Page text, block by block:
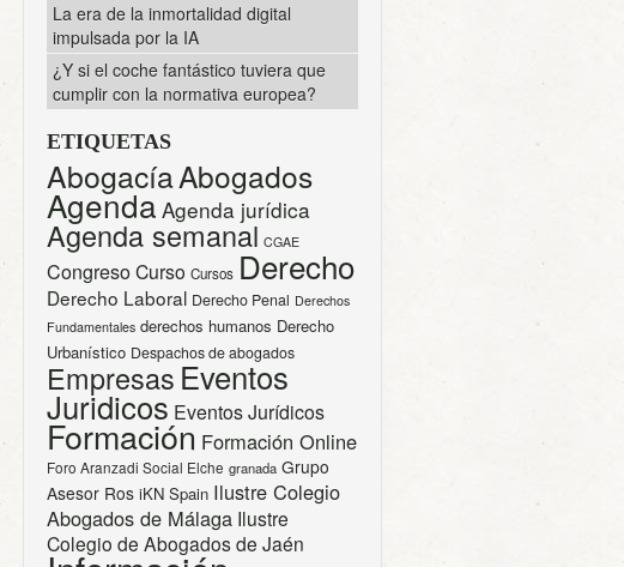
La era de la inmortalidad digital
impulsada por la IA
¿Y si el coche fantástico tuviera que
cumplir con la normativa europea?
ETIQUETAS
AbogacíaAbogados
Agenda Agenda jurídica
Agenda semanal CGAE
CongresoCurso Cursos Derecho
Derecho Laboral Derecho Penal Derechos
Fundamentales derechos humanos Derecho
Urbanístico Despachos de abogados
Empresas Eventos
Juridicos Eventos Jurídicos
Formación Formación Online
Foro Aranzadi Social Elche granada Grupo
Asesor Ros iKN Spain Ilustre Colegio
Abogados de Málaga Ilustre
Colegio de Abogados de Jaén